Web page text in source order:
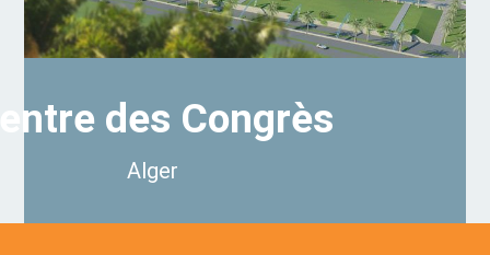
des Congrès
Alger